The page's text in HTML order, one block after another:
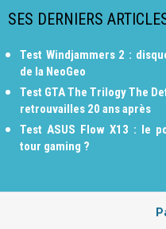
SES DERNIERS
Test Windjammers 2 :
de la NeoGeo
Test GTA The Trilogy The
retrouvailles 20 ans après
Test ASUS Flow X13 : le
tour gaming ?